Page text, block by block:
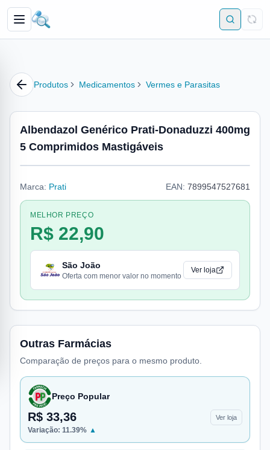
Produtos Medicamentos Vermes e Parasitas
Albendazol Genérico Prati-Donaduzzi 400mg
5 Comprimidos Mastigáveis
Marca: Prati EAN: 7899547527681
MELHOR PREÇO
R$ 22,90
São João
Oferta com menor valor no momento
Ver loja
Outras Farmácias
Comparação de preços para o mesmo produto.
Preço Popular
R$ 33,36 Ver loja
Variação: 11.39% ▲